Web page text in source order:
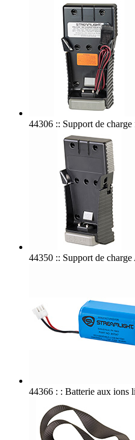
44306 :: Support de
44350 :: Support de
44366 : : Batterie aux ions